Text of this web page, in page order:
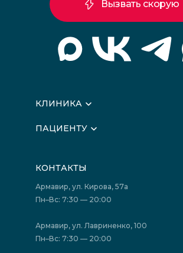
КЛИНИКА
Вышестоящие организации
Лицензии
Фотогалерея
Политика конфиденциальности
Акции
ПАЦИЕНТУ
Подготовка к сдаче анализов
Акции
Отзывы
Государственные программы
Юридическим лицам
Вызвать скорую
КОНТАКТЫ
Армавир, ул. Кирова, 57а
Пн–Вс: 7:30 — 20:00
Армавир, ул. Лавриненко, 100
Пн–Вс: 7:30 — 20:00